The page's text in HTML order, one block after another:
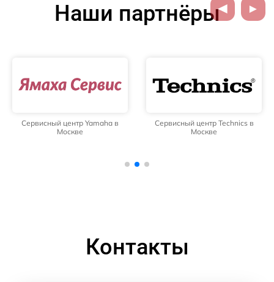
Наши партнёры
Сервисный центр Yamaha в
Москве
Сервисный центр Technics в
Москве
Контакты